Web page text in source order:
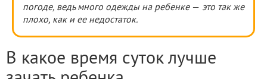
погоде, ведь много одежды на ребенке — это так же
плохо, как и ее недостаток.
В какое время суток лучше